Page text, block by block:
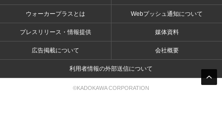
ウォーカープラスとは Webプッシュ通知について
プレスリリース・情報提供 媒体資料
広告掲載について 会社概要
利用者情報の外部送信について
©KADOKAWA CORPORATION